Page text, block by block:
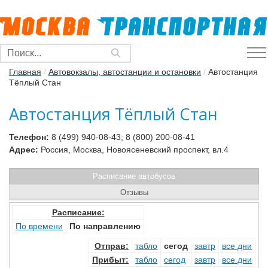
Главная / Автовокзалы, автостанции и остановки / Автостанция
Тёплый Стан
Автостанция Тёплый Стан
Телефон: 8 (499) 940-08-43; 8 (800) 200-08-41
Адрес: Россия, Москва, Новоясеневский проспект, вл.4
Расписание автобусов
Расписание:
По времени
По направлению
Отправ: табло сегод завтр
все дни
Прибыт: табло сегод завтр все дни
Отзывы